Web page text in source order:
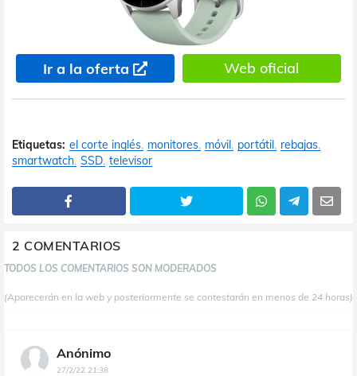
Ir a la oferta Web oficial
Etiquetas: el corte inglés monitores móvil portátil rebajas
smartwatch SSD televisor
2 COMENTARIOS
TODOS LOS COMENTARIOS SON MODERADOS
(Aparecerán en la web y posteriormente se contestarán en menos de 24 horas)
Anónimo
27/2/22 21:38